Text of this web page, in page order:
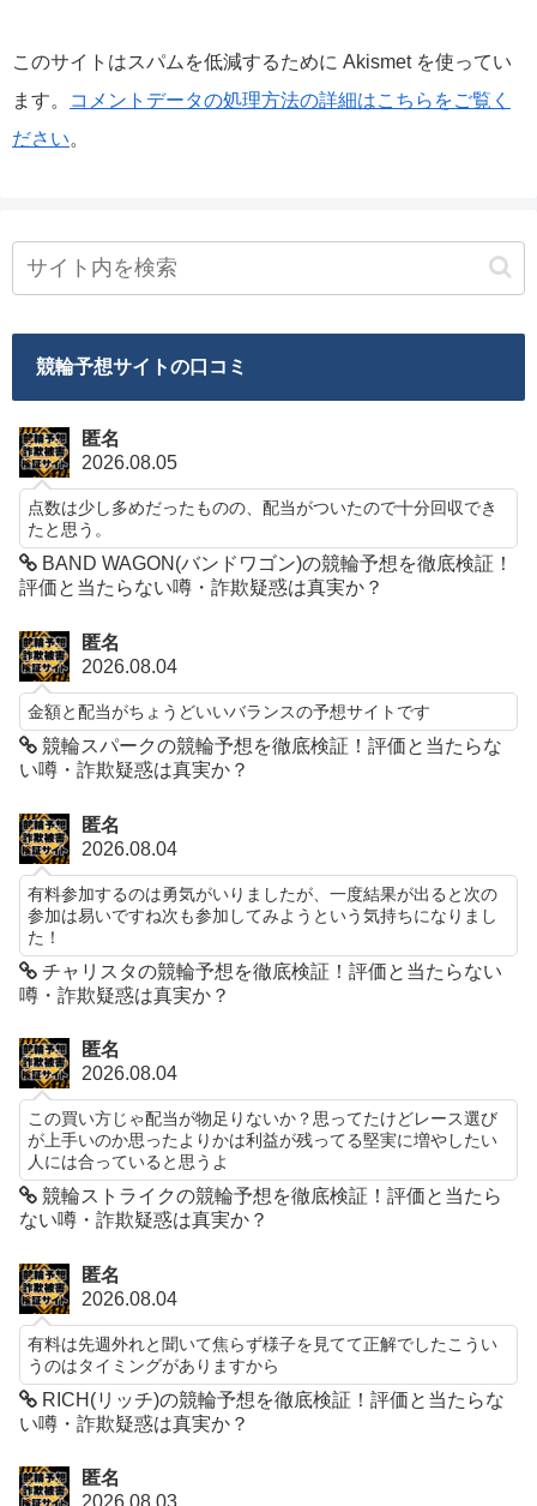
このサイトはスパムを低減するために Akismet を使ってい
ます。
コメントデータの処理方法の詳細はこちらをご覧く
ださい。
競輪予想サイトの口コミ
匿名
2026.08.05
点数は少し多めだったものの、配当がついたので十分回収でき
たと思う。
BAND WAGON(バンドワゴン)の競輪予想を徹底検証！
評価と当たらない噂・詐欺疑惑は真実か？
匿名
2026.08.04
金額と配当がちょうどいいバランスの予想サイトです
競輪スパークの競輪予想を徹底検証！評価と当たらな
い噂・詐欺疑惑は真実か？
匿名
2026.08.04
有料参加するのは勇気がいりましたが、一度結果が出ると次の
参加は易いですね次も参加してみようという気持ちになりまし
た！
チャリスタの競輪予想を徹底検証！評価と当たらない
噂・詐欺疑惑は真実か？
匿名
2026.08.04
この買い方じゃ配当が物足りないか？思ってたけどレース選び
が上手いのか思ったよりかは利益が残ってる堅実に増やしたい
人には合っていると思うよ
競輪ストライクの競輪予想を徹底検証！評価と当たら
ない噂・詐欺疑惑は真実か？
匿名
2026.08.04
有料は先週外れと聞いて焦らず様子を見てて正解でしたこうい
うのはタイミングがありますから
RICH(リッチ)の競輪予想を徹底検証！評価と当たらな
い噂・詐欺疑惑は真実か？
匿名